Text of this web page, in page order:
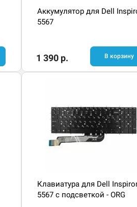
Аккумулятор для Dell
5567
1 390 р. В корзину
Клавиатура для Dell
5567 с подсветкой - ORG